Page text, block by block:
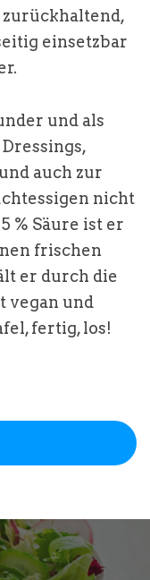
zurückhaltend,
einsetzbar
und als
auch zur
nicht
% Säure ist er
frischen
er durch die
vegan und
fertig, los!